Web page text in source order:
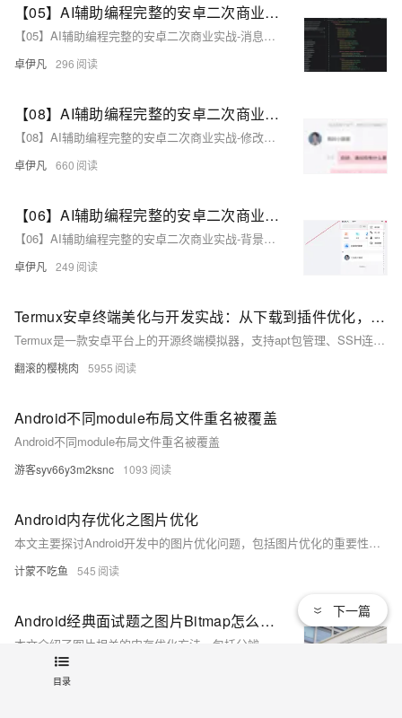
目录
【05】AI辅助编程完整的安卓二次商业实战-消息页面媒体对象(Media Object)布局实战调整-按钮样式调整实践-优雅草伊凡
【05】AI辅助编程完整的安卓二次商业实战-消息页面媒体对象(Media Object)布局实战调整-按钮样式调整实践-优雅草伊凡
卓伊凡 296
【08】AI辅助编程完整的安卓二次商业实战-修改消息聊天框背景色-触发聊天让程序异常终止bug牵涉更多聊天消息发送优化处理-优雅草卓伊凡
【08】AI辅助编程完整的安卓二次商业实战-修改消息聊天框背景色-触发聊天让程序异常终止bug牵涉更多聊天消息发送优化处理-优雅草卓伊凡
卓伊凡 660
【06】AI辅助编程完整的安卓二次商业实战-背景布局变更增加背景-二开发现页面跳转逻辑-替换剩余图标-优雅草卓伊凡
【06】AI辅助编程完整的安卓二次商业实战-背景布局变更增加背景-二开发现页面跳转逻辑-替换剩余图标-优雅草卓伊凡
卓伊凡 249
Termux安卓终端美化与开发实战：从下载到插件优化，小白也能玩转Linux
Termux是一款安卓平台上的开源终端模拟器，支持apt包管理、SSH连接及Python/Node.js/C++开发环境搭建，被誉为“手机上的Linux系统”。其特点包括零ROOT权限、跨平台开发和强大扩展性。本文详细介绍其安装准备、基础与高级环境配置、必备插件推荐、常见问题解决方法以及延伸学习资源，帮助用户充分利用Termux进行开发与学习。适用于Android 7+设备，原创内容转载请注明来源。
翻滚的樱桃肉 5955
Android不同module布局文件重名被覆盖
Android不同module布局文件重名被覆盖
游客syv66y3m2ksnc 1093
Android内存优化之图片优化
本文主要探讨Android开发中的图片优化问题，包括图片优化的重要性、OOM错误的成因及解决方法、Android支持的图片格式及其特点。同时介绍了图片储存优化的三种方式：尺寸优化、质量压缩和内存重用，并详细讲解了相关的实现方法与属性。此外，还分析了图片加载优化策略，如异步加载、缓存机制、懒加载等，并结合多级缓存流程提升性能。最后对比了几大主流图片加载框架（Universal ImageLoader、Picasso、Glide、Fresco）的特点与适用场景，重点推荐Fresco在处理大图、动图时的优异表现。这些内容为开发者提供了全面的图片优化解决方案。
计蒙不吃鱼 545
Android经典面试题之图片Bitmap怎么做优化
Ant.Dream
下一篇